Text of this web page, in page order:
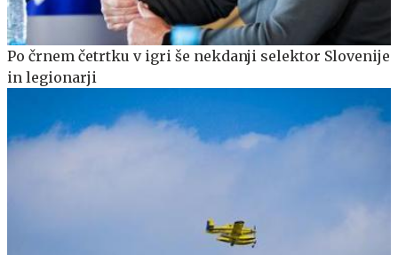
Po črnem četrtku v igri še nekdanji selektor Slovenije
in legionarji